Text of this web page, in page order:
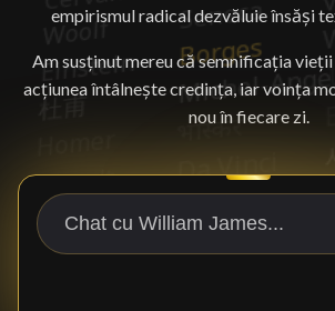
empirismul radical dezvăluie însăși
Am susținut mereu că semnificația
acțiunea întâlnește credința, iar voința
nou în fiecare zi.